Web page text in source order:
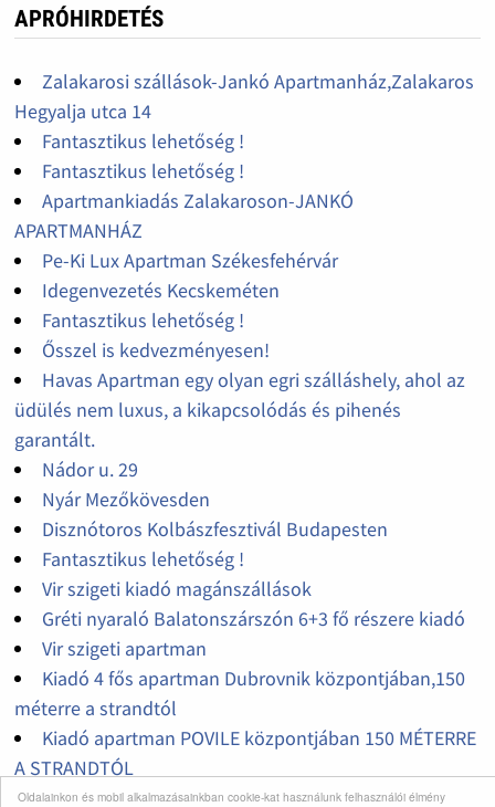
Oldalainkon és mobil alkalmazásainkban cookie-kat használunk felhasználói élmény
APRÓHIRDETÉS
Zalakarosi szállások-Jankó Apartmanház,Zalakaros
Hegyalja utca 14
Fantasztikus lehetőség !
Fantasztikus lehetőség !
Apartmankiadás Zalakaroson-JANKÓ
APARTMANHÁZ
Pe-Ki Lux Apartman Székesfehérvár
Idegenvezetés Kecskeméten
Fantasztikus lehetőség !
Ősszel is kedvezményesen!
Havas Apartman egy olyan egri szálláshely, ahol az
üdülés nem luxus, a kikapcsolódás és pihenés
garantált.
Nádor u. 29
Nyár Mezőkövesden
Disznótoros Kolbászfesztivál Budapesten
Fantasztikus lehetőség !
Vir szigeti kiadó magánszállások
Gréti nyaraló Balatonszárszón 6+3 fő részere kiadó
Vir szigeti apartman
Kiadó 4 fős apartman Dubrovnik központjában,150
méterre a strandtól
Kiadó apartman POVILE központjában 150 MÉTERRE
A STRANDTÓL
Kiadó PAG szigeti apartman Novalja városában